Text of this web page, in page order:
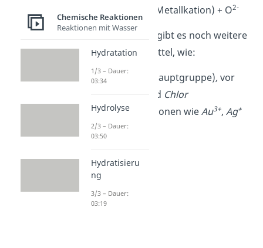
2 (Metallkation) + O2-
Neben Sauerstoff gibt es noch weitere
gute Oxidationsmittel, wie:
Halogene
(7. Hauptgruppe),vor
und Chlor
Edelmetall-Kationen wieAu3+,Ag+
Chemische Reaktionen
Reaktionen mit Wasser
Hydratation
1/3 – Dauer:
03:34
Hydrolyse
2/3 – Dauer:
03:50
Hydratisieru
ng
3/3 – Dauer:
03:19